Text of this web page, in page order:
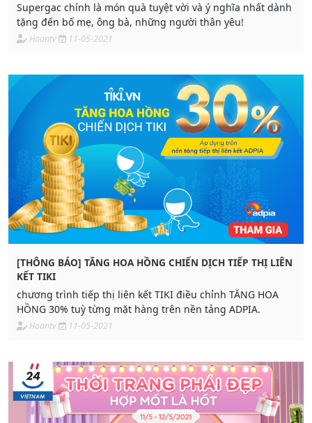
Supergac chính là món quà tuyệt vời và ý nghĩa nhất dành
tặng đến bố mẹ, ông bà, những người thân yêu!
Hoantv 11-05-2021
[THÔNG BÁO] TĂNG HOA HỒNG CHIẾN DỊCH TIẾP THỊ LIÊN
KẾT TIKI
chương trình tiếp thị liên kết TIKI điều chỉnh TĂNG HOA
HỒNG 30% tuỳ từng mặt hàng trên nền tảng ADPIA.
Hoantv 11-05-2021